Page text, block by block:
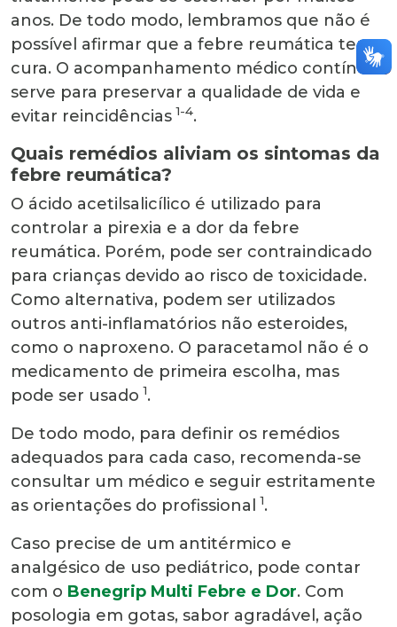
anos. De todo modo, lembramos que não é
possível afirmar que a febre reumática tem
cura. O acompanhamento médico contínuo
serve para preservar a qualidade de vida e
evitar reincidências 1-4.
Quais remédios aliviam os sintomas da
febre reumática?
O ácido acetilsalicílico é utilizado para
controlar a pirexia e a dor da febre
reumática. Porém, pode ser contraindicado
para crianças devido ao risco de toxicidade.
Como alternativa, podem ser utilizados
outros anti-inflamatórios não esteroides,
como o naproxeno. O paracetamol não é o
medicamento de primeira escolha, mas
pode ser usado 1.
De todo modo, para definir os remédios
adequados para cada caso, recomenda-se
consultar um médico e seguir estritamente
as orientações do profissional
1.
Caso precise de um antitérmico e
analgésico de uso pediátrico, pode contar
com o Benegrip Multi Febre e Dor. Com
posologia em gotas, sabor agradável, ação